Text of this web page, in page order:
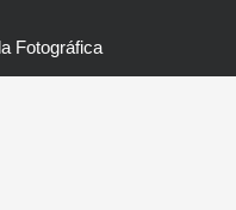
Fotográfica